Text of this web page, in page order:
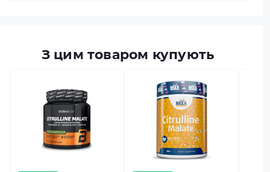
З цим товаром купують